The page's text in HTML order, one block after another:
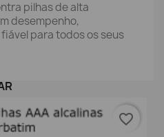
pilhas de alta
desempenho,
para todos os seus
favorite_border